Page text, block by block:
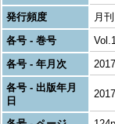
発行頻度
月刊
各号 - 巻号
各号 - 年月次
各号 - 出版年月
日